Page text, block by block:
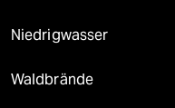
Niedrigwasser
Waldbrände